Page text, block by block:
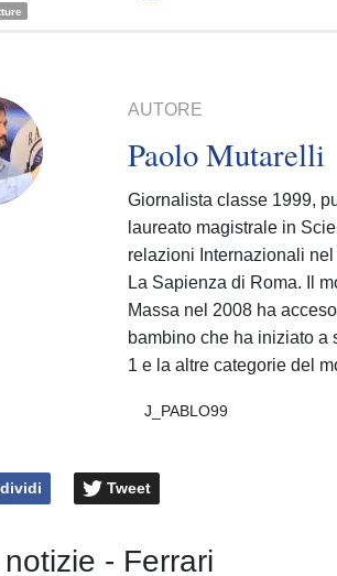
AUTORE
Paolo Mutarelli
Giornalista classe 1999,
laureato magistrale in
relazioni Internazionali nel
La Sapienza di Roma. Il
Massa nel 2008 ha
bambino che ha iniziato a
1 e la altre categorie del
J_PABLO99
Tweet
- Ferrari